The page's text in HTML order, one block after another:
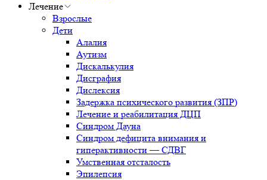
Лечение
Взрослые
Дети
Алалия
Аутизм
Дискалькулия
Дисграфия
Дислексия
Задержка психического развития (ЗПР)
Лечение и реабилитация ДЦП
Синдром Дауна
Синдром дефицита внимания и
гиперактивности — СДВГ
Умственная отсталость
Эпилепсия